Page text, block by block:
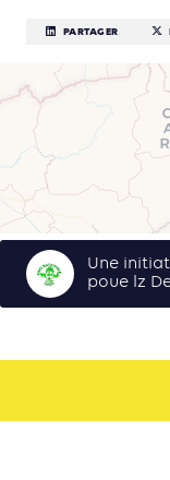
PARTAGER
Une
poue lz